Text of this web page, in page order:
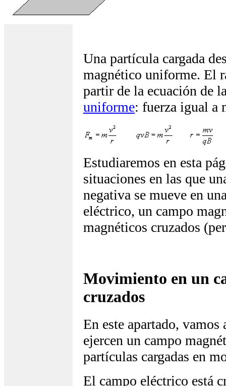
Una partícula cargada
magnético uniforme. El
partir de la ecuación de
uniforme: fuerza igual a
Estudiaremos en esta
situaciones en las que
negativa se mueve en
eléctrico, un campo
magnéticos cruzados
Movimiento en un
cruzados
En este apartado,
ejercen un campo
partículas cargadas en
El campo eléctrico está